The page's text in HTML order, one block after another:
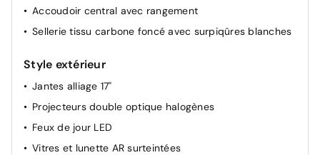
Accoudoir central avec rangement
Sellerie tissu carbone foncé avec surpiqûres blanches
Style extérieur
Jantes alliage 17"
Projecteurs double optique halogènes
Feux de jour LED
Vitres et lunette AR surteintées